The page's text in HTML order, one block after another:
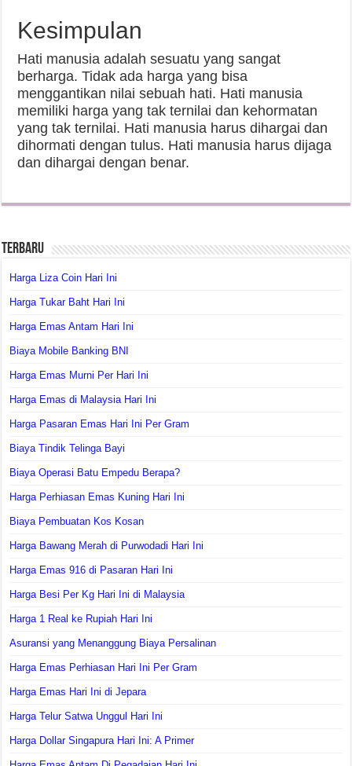
Kesimpulan
Hati manusia adalah sesuatu yang sangat
berharga. Tidak ada harga yang bisa
menggantikan nilai sebuah hati. Hati manusia
memiliki harga yang tak ternilai dan kehormatan
yang tak ternilai. Hati manusia harus dihargai dan
dihormati dengan tulus. Hati manusia harus dijaga
dan dihargai dengan benar.
Terbaru
Harga Liza Coin Hari Ini
Harga Tukar Baht Hari Ini
Harga Emas Antam Hari Ini
Biaya Mobile Banking BNI
Harga Emas Murni Per Hari Ini
Harga Emas di Malaysia Hari Ini
Harga Pasaran Emas Hari Ini Per Gram
Biaya Tindik Telinga Bayi
Biaya Operasi Batu Empedu Berapa?
Harga Perhiasan Emas Kuning Hari Ini
Biaya Pembuatan Kos Kosan
Harga Bawang Merah di Purwodadi Hari Ini
Harga Emas 916 di Pasaran Hari Ini
Harga Besi Per Kg Hari Ini di Malaysia
Harga 1 Real ke Rupiah Hari Ini
Asuransi yang Menanggung Biaya Persalinan
Harga Emas Perhiasan Hari Ini Per Gram
Harga Emas Hari Ini di Jepara
Harga Telur Satwa Unggul Hari Ini
Harga Dollar Singapura Hari Ini: A Primer